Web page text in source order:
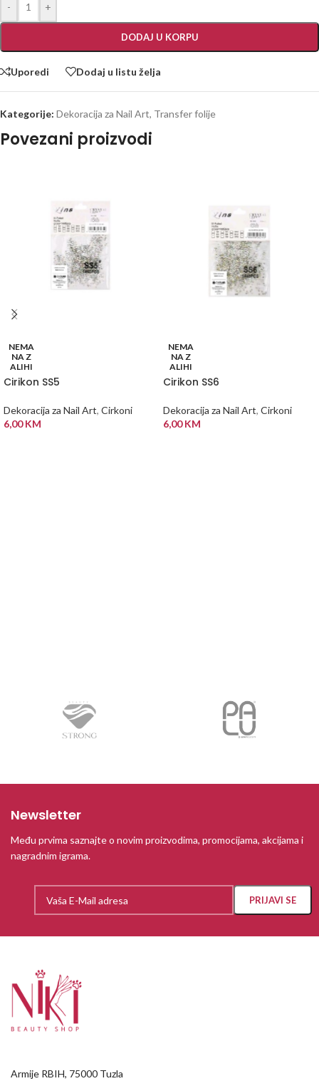
- +
DODAJ U KORPU
Uporedi Dodaj u listu želja
Kategorije: Dekoracija za Nail Art, Transfer folije
Povezani proizvodi
NEMA
NA Z
ALIHI
Cirikon SS5
Dekoracija za Nail Art, Cirkoni
6,00KM
NEMA
NA Z
ALIHI
Cirikon SS6
Dekoracija za Nail Art, Cirkoni
6,00KM
Newsletter
Među prvima saznajte o novim proizvodima, promocijama, akcijama i
nagradnim igrama.
Armije RBIH, 75000 Tuzla